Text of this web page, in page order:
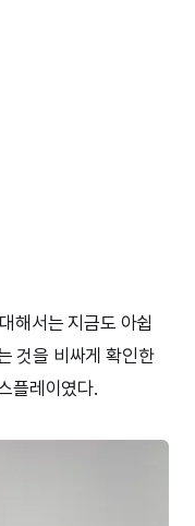
해서는 지금도 아쉽
것을 비싸게 확인한
플레이였다.